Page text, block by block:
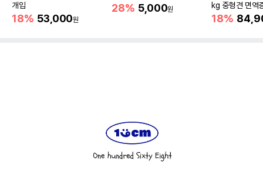
개입
18% 53,000원
28% 5,000원
kg 중형견 면역
18%